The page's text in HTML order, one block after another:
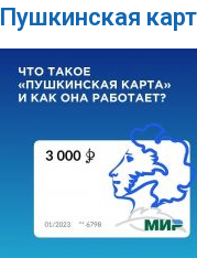
Пушкинская